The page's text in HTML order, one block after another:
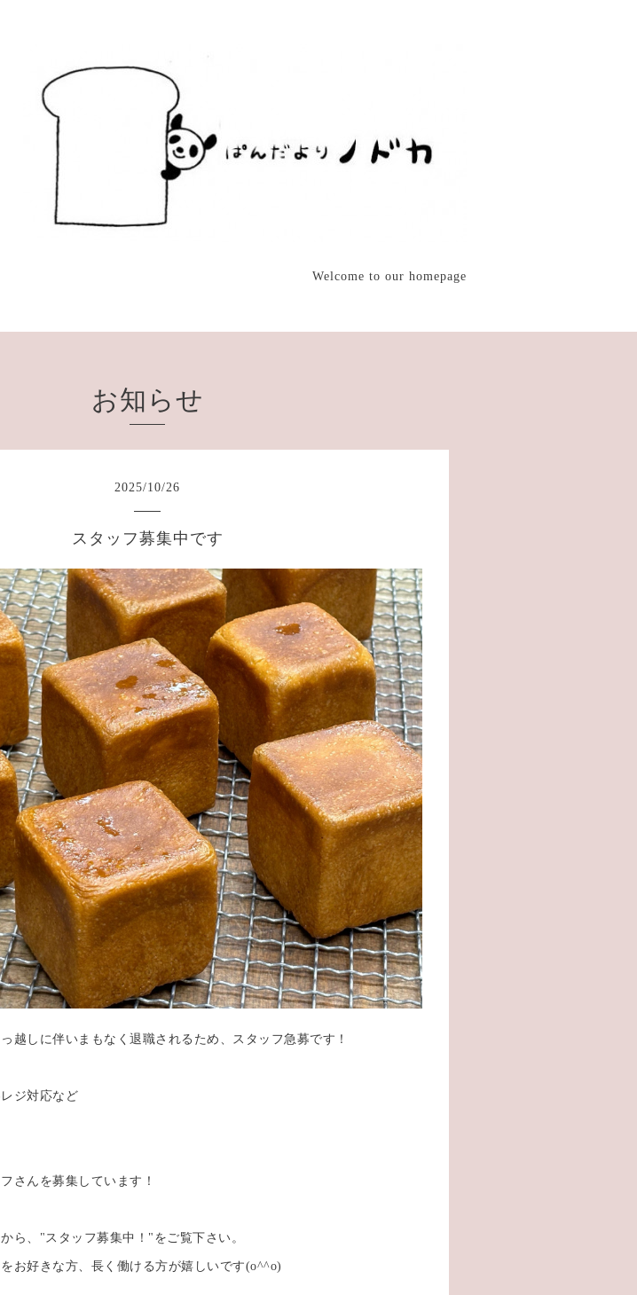
Welcome to our homepage
お知らせ
2025/10/26
スタッフ募集中です
越しに伴いまもなく退職されるため、スタッフ急募です！
ジ対応など
さんを募集しています！
ら、"スタッフ募集中！"をご覧下さい。
お好きな方、長く働ける方が嬉しいです(o^^o)